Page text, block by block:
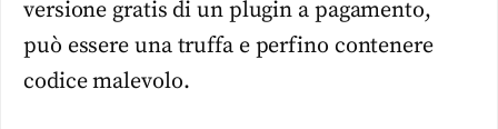
versione gratis di un plugin a pagamento,
può essere una truffa e perfino contenere
codice malevolo.